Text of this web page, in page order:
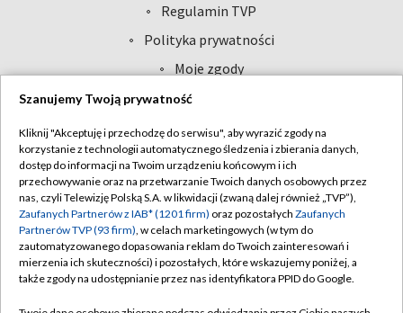
Abonament TVP
Sklep TVP
Biuro Reklamy
Oferta Handlowa
Telegazeta ogłoszenia
Emisja w TVP
Rada Programowa
Ogłoszenia przetargowe
Akademia Telewizyjna
Informacje o nadawcy
Regulamin TVP
Polityka prywatności
Moje zgody
Biuro reklamy
Kontakt
Kanały
©2026 Telewizja Polska Spółka Akcyjna w likwidacji
Szanujemy Twoją prywatność
Kliknij "Akceptuję i przechodzę do serwisu", aby wyrazić zgody na
korzystanie z technologii automatycznego śledzenia i zbierania danych,
dostęp do informacji na Twoim urządzeniu końcowym i ich
przechowywanie oraz na przetwarzanie Twoich danych osobowych przez
nas, czyli Telewizję Polską S.A. w likwidacji (zwaną dalej również „TVP”),
Zaufanych Partnerów z IAB* (1201 firm) oraz pozostałych Zaufanych
Partnerów TVP (93 firm), w celach marketingowych (w tym do
zautomatyzowanego dopasowania reklam do Twoich zainteresowań i
mierzenia ich skuteczności) i pozostałych, które wskazujemy poniżej, a
także zgody na udostępnianie przez nas identyfikatora PPID do Google.